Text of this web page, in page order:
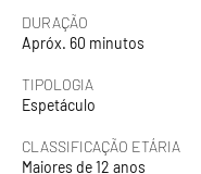
DURAÇÃO
Apróx. 60 minutos
TIPOLOGIA
Espetáculo
CLASSIFICAÇÃO ETÁRIA
Maiores de 12 anos